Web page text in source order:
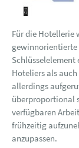
Für die Hotellerie
Hoteliers als
allerdings
überproportional
verfügbaren
frühzeitig
anzupassen.